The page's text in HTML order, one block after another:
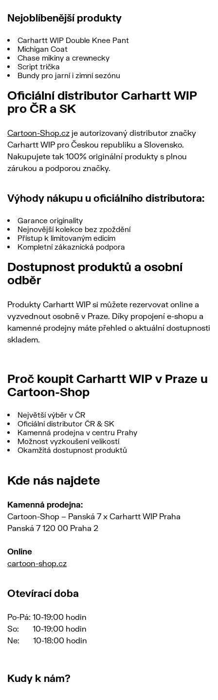
Nejoblíbenější produkty
Carhartt WIP Double Knee Pant
Michigan Coat
Chase mikiny a crewnecky
Script trička
Bundy pro jarní i zimní sezónu
Oficiální distributor Carhartt WIP
pro ČR a SK
Cartoon-Shop.cz je autorizovaný distributor značky
Carhartt WIP pro Českou republiku a Slovensko.
Nakupujete tak 100% originální produkty s plnou
zárukou a podporou značky.
Výhody nákupu u oficiálního distributora:
Garance originality
Nejnovější kolekce bez zpoždění
Přístup k limitovaným edicím
Kompletní zákaznická podpora
Dostupnost produktů a osobní
odběr
Produkty Carhartt WIP si můžete rezervovat online a
vyzvednout osobně v Praze. Díky propojení e-shopu a
kamenné prodejny máte přehled o aktuální dostupnosti
skladem.
Proč koupit Carhartt WIP v Praze u
Cartoon-Shop
Největší výběr v ČR
Oficiální distributor ČR & SK
Kamenná prodejna v centru Prahy
Možnost vyzkoušení velikostí
Okamžitá dostupnost produktů
Kde nás najdete
Kamenná prodejna:
Cartoon-Shop – Panská 7 x Carhartt WIP Praha
Panská 7 120 00 Praha 2
Online
cartoon-shop.cz
Otevírací doba
Po-Pá: 10-19:00 hodin
So: 10-19:00 hodin
Ne: 10-18:00 hodin
Kudy k nám?